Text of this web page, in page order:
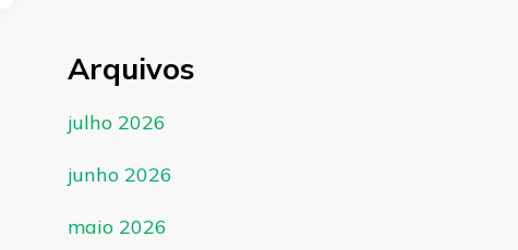
Arquivos
julho 2026
junho 2026
maio 2026